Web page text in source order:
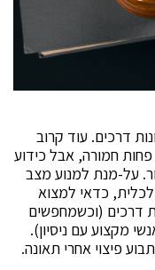
בתאונות דרכים. עוד קרוב
פחות חמורה, אבל כידוע
על-מנת למנוע מצב
כדאי למצוא
דרכים (וכשמחפשים
מקצוע עם ניסיון).
פיצוי אחרי תאונה.